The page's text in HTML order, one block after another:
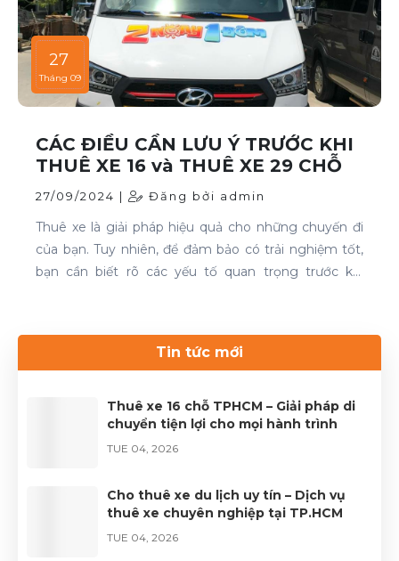
27
Tháng 09
CÁC ĐIỀU CẦN LƯU Ý TRƯỚC KHI
THUÊ XE 16 và THUÊ XE 29 CHỖ
27/09/2024 | Đăng bởi admin
Thuê xe là giải pháp hiệu quả cho những chuyến đi
của bạn. Tuy nhiên, để đảm bảo có trải nghiệm tốt,
bạn cần biết rõ các yếu tố quan trọng trước khi
dịch vụ thuê xe uy tín, hãy liên hệ với Thuê xe Phong
Cảnh để được phục vụ tốt nhất.Liên hệ 0899 78
Tin tức mới
Thuê xe 16 chỗ TPHCM – Giải pháp di
chuyển tiện lợi cho mọi hành trình
TUE 04, 2026
Cho thuê xe du lịch uy tín – Dịch vụ
thuê xe chuyên nghiệp tại TP.HCM
TUE 04, 2026